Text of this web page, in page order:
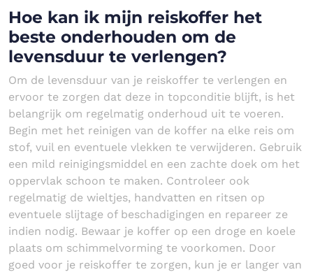
Hoe kan ik mijn reiskoffer het
beste onderhouden om de
levensduur te verlengen?
Om de levensduur van je reiskoffer te verlengen en
ervoor te zorgen dat deze in topconditie blijft, is het
belangrijk om regelmatig onderhoud uit te voeren.
Begin met het reinigen van de koffer na elke reis om
stof, vuil en eventuele vlekken te verwijderen. Gebruik
een mild reinigingsmiddel en een zachte doek om het
oppervlak schoon te maken. Controleer ook
regelmatig de wieltjes, handvatten en ritsen op
eventuele slijtage of beschadigingen en repareer ze
indien nodig. Bewaar je koffer op een droge en koele
plaats om schimmelvorming te voorkomen. Door
goed voor je reiskoffer te zorgen, kun je er langer van